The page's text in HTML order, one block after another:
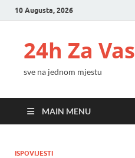
10 Augusta, 2026
24h Za Vas
sve na jednom mjestu
MAIN MENU
ISPOVIJESTI